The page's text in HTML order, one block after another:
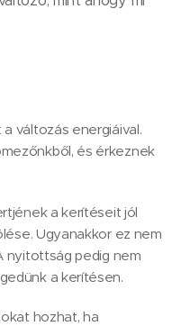
változás energiáival.
és érkeznek
a kerítéseit jól
Ugyanakkor ez nem
nyitottság pedig nem
a kerítésen.
hozhat, ha